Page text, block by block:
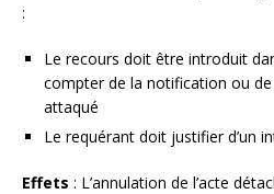
:
Le recours doit être introduit
compter de la notification ou de
attaqué
Le requérant doit justifier d’un
Effets : L’annulation de l’acte